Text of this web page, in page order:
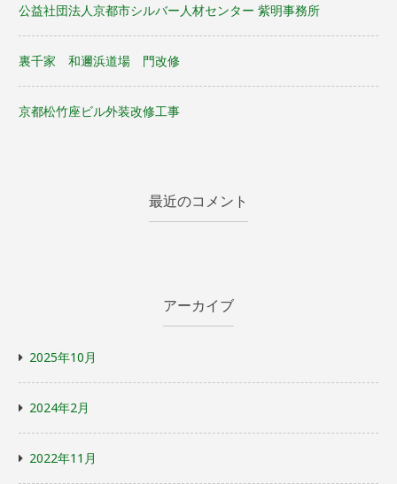
公益社団法人京都市シルバー人材センター 紫明事務所
裏千家 和邇浜道場 門改修
京都松竹座ビル外装改修工事
最近のコメント
アーカイブ
2025年10月
2024年2月
2022年11月